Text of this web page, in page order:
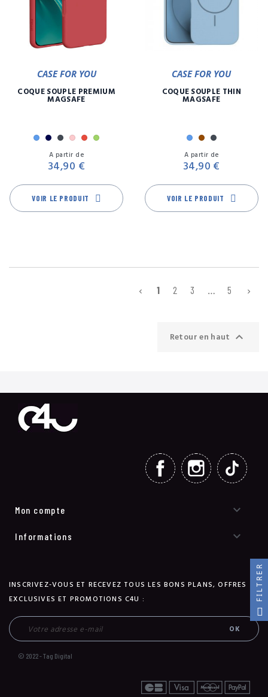
CASE FOR YOU
COQUE SOUPLE PREMIUM
MAGSAFE
BleuMarine
NoirRoseRouge
Vert
A partir de
34,90 €
VOIR LE PRODUIT
CASE FOR YOU
COQUE SOUPLE THIN
MAGSAFE
BleuMarron
Noir
A partir de
34,90 €
VOIR LE PRODUIT
 1 2 3 … 5 
Retour en haut 
FACEBOOK INSTAGRAM
Mon compte 
Informations 
INSCRIVEZ-VOUS ET RECEVEZ TOUS LES BONS PLANS, OFFRES
EXCLUSIVES ET PROMOTIONS C4U :
© 2022 - Tag Digital
FILTRER